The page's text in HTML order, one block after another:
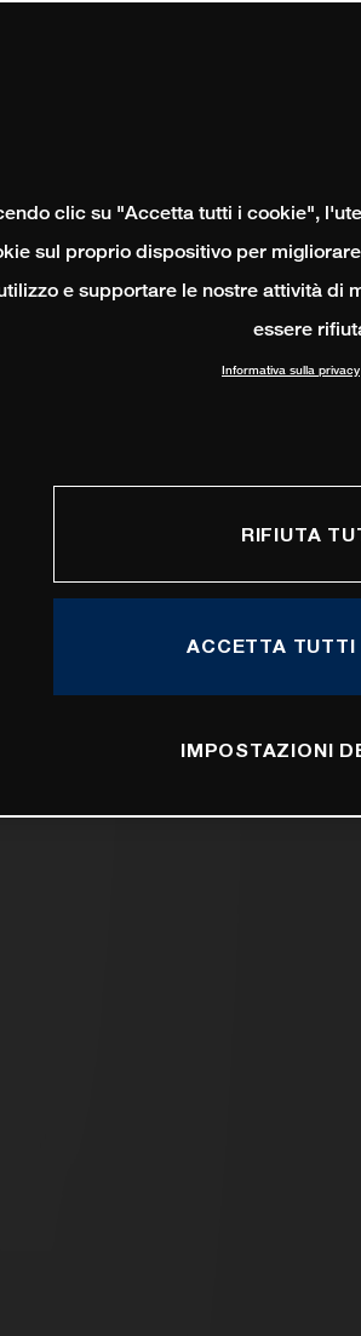
clic su "Accetta tutti i cookie",
sul proprio dispositivo per
e supportare le nostre attività di
essere
Informativa sulla privacy
RIFIUTA
ACCETTA TUTTI
IMPOSTAZIONI